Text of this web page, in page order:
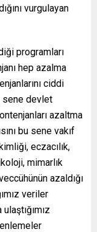
vurgulayan
programları
hep azalma
ciddi
sene devlet
azaltma
bu sene vakıf
eczacılık,
mimarlık
azaldığı
veriler